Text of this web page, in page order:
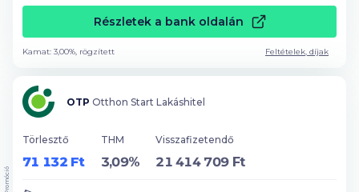
Részletek a bank oldalán
Kamat: 3,00%, rögzített Feltételek, díjak
OTP Otthon Start Lakáshitel
Törlesztő
71 132 Ft
THM
3,09%
Visszafizetendő
21 414 709 Ft
Promóció